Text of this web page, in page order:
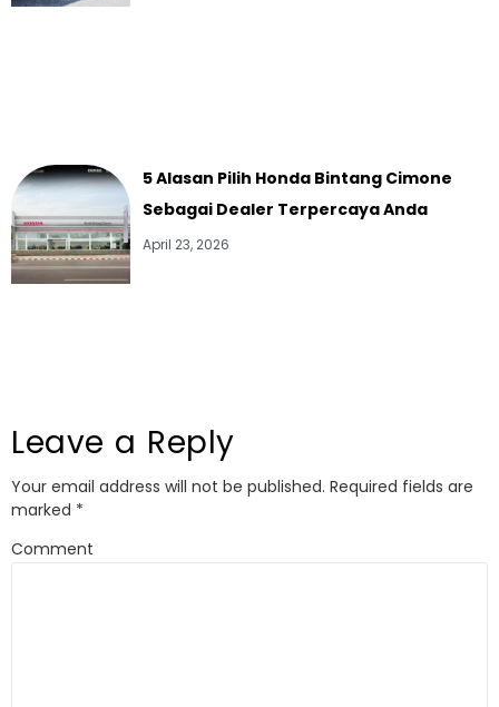
5 Alasan Pilih Honda Bintang Cimone
Sebagai Dealer Terpercaya Anda
April 23, 2026
Leave a Reply
Your email address will not be published. Required fields are
marked *
Comment